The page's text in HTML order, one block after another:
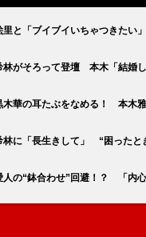
里と「ブイブイいちゃつきたい
林がそろって登壇 本木「結婚
木華の耳たぶをなめる！ 本木
林に「長生きして」 “困ったと
人の“鉢合わせ”回避！？ 「内心